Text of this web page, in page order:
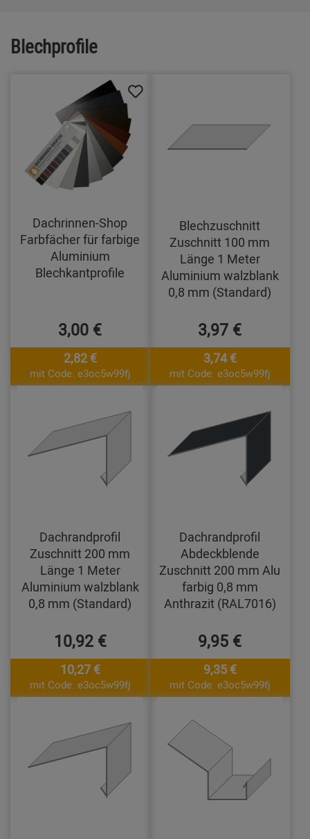
Blechprofile
Dachrinnen-Shop
Farbfächer für farbige
Aluminium
Blechkantprofile
3,00 €
2,82 €
mit Code: e3oc5w99fj
Blechzuschnitt
Zuschnitt 100 mm
Länge 1 Meter
Aluminium walzblank
0,8 mm (Standard)
3,97 €
3,74 €
mit Code: e3oc5w99fj
Dachrandprofil
Zuschnitt 200 mm
Länge 1 Meter
Aluminium walzblank
0,8 mm (Standard)
10,92 €
10,27 €
mit Code: e3oc5w99fj
Dachrandprofil
Abdeckblende
Zuschnitt 200 mm Alu
farbig 0,8 mm
Anthrazit (RAL7016)
9,95 €
9,35 €
mit Code: e3oc5w99fj